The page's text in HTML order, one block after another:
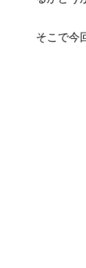
そこで今